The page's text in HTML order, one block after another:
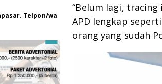
“Belum lagi,
APD lengkap
orang yang sudah
Telpon/wa